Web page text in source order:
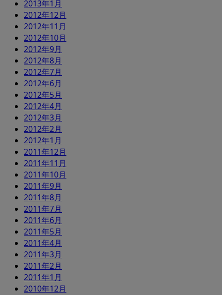
2013年1月
2012年12月
2012年11月
2012年10月
2012年9月
2012年8月
2012年7月
2012年6月
2012年5月
2012年4月
2012年3月
2012年2月
2012年1月
2011年12月
2011年11月
2011年10月
2011年9月
2011年8月
2011年7月
2011年6月
2011年5月
2011年4月
2011年3月
2011年2月
2011年1月
2010年12月